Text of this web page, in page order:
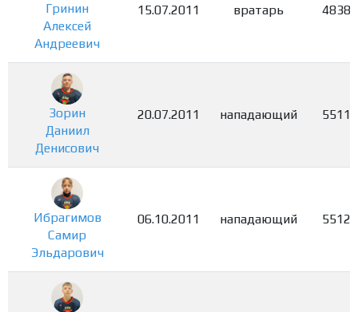
Гринин
Алексей
Андреевич
15.07.2011 вратарь 4838
Зорин
Даниил
Денисович
20.07.2011 нападающий 5511
Ибрагимов
Самир
Эльдарович
06.10.2011 нападающий 5512